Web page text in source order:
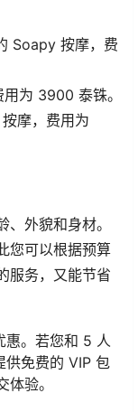
Soapy 按摩，费
为 3900 泰铢。
摩，费用为
外貌和身材。
您可以根据预算
服务，又能节省
惠。若您和 5 人
供免费的 VIP 包
验。